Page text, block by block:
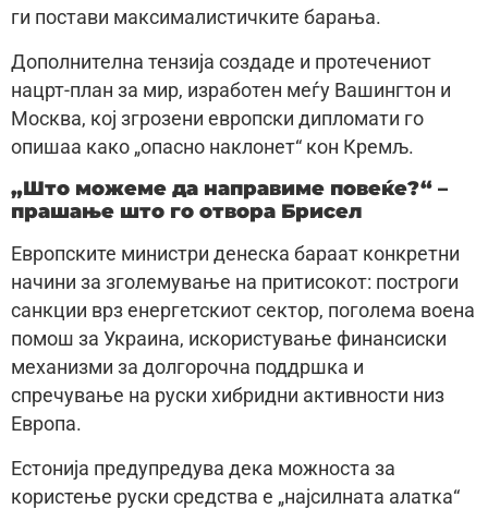
ги постави максималистичките барања.
Дополнителна тензија создаде и протечениот
нацрт-план за мир, изработен меѓу Вашингтон и
Москва, кој згрозени европски дипломати го
опишаа како „опасно наклонет“ кон Кремљ.
„Што можеме да направиме повеќе?“ –
прашање што го отвора Брисел
Европските министри денеска бараат конкретни
начини за зголемување на притисокот: построги
санкции врз енергетскиот сектор, поголема воена
помош за Украина, искористување финансиски
механизми за долгорочна поддршка и
спречување на руски хибридни активности низ
Европа.
Естонија предупредува дека можноста за
користење руски средства е „најсилната алатка“